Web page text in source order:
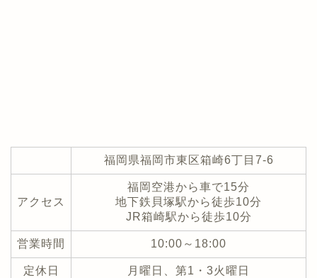
福岡県福岡市東区箱崎6丁目7-6
アクセス
福岡空港から車で15分
地下鉄貝塚駅から徒歩10分
JR箱崎駅から徒歩10分
営業時間 10:00～18:00
定休日 月曜日、第1・3火曜日